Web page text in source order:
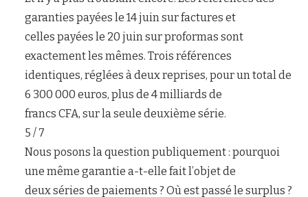
garanties payées le 14 juin sur factures et
celles payées le 20 juin sur proformas sont
exactement les mêmes. Trois références
identiques, réglées à deux reprises, pour un total de
6 300 000 euros, plus de 4 milliards de
francs CFA, sur la seule deuxième série.
5 / 7
Nous posons la question publiquement : pourquoi
une même garantie a-t-elle fait l’objet de
deux séries de paiements ? Où est passé le surplus ?